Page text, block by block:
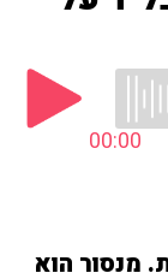
00:00
מנסור הוא